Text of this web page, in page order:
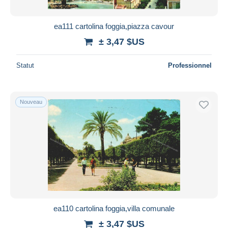
ea111 cartolina foggia,piazza cavour
± 3,47 $US
Statut Professionnel
Nouveau
ea110 cartolina foggia,villa comunale
± 3,47 $US